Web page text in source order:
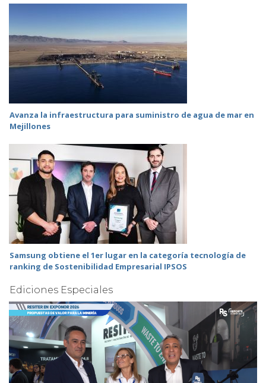
Avanza la infraestructura para suministro de agua de mar en
Mejillones
Samsung obtiene el 1er lugar en la categoría tecnología de
ranking de Sostenibilidad Empresarial IPSOS
Ediciones Especiales